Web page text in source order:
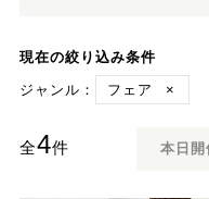
現在の絞り込み条件
ジャンル：
フェア ×
全4件 本日開